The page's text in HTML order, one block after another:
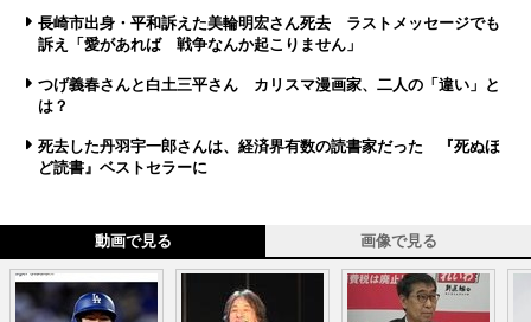
長崎市出身・平和訴えた美輪明宏さん死去 ラストメッセージでも
訴え「愛があれば 戦争なんか起こりません」
つげ義春さんと白土三平さん カリスマ漫画家、二人の「違い」と
は？
死去した丹羽宇一郎さんは、経済界有数の読書家だった 『死ぬほ
ど読書』ベストセラーに
動画で見る 画像で見る